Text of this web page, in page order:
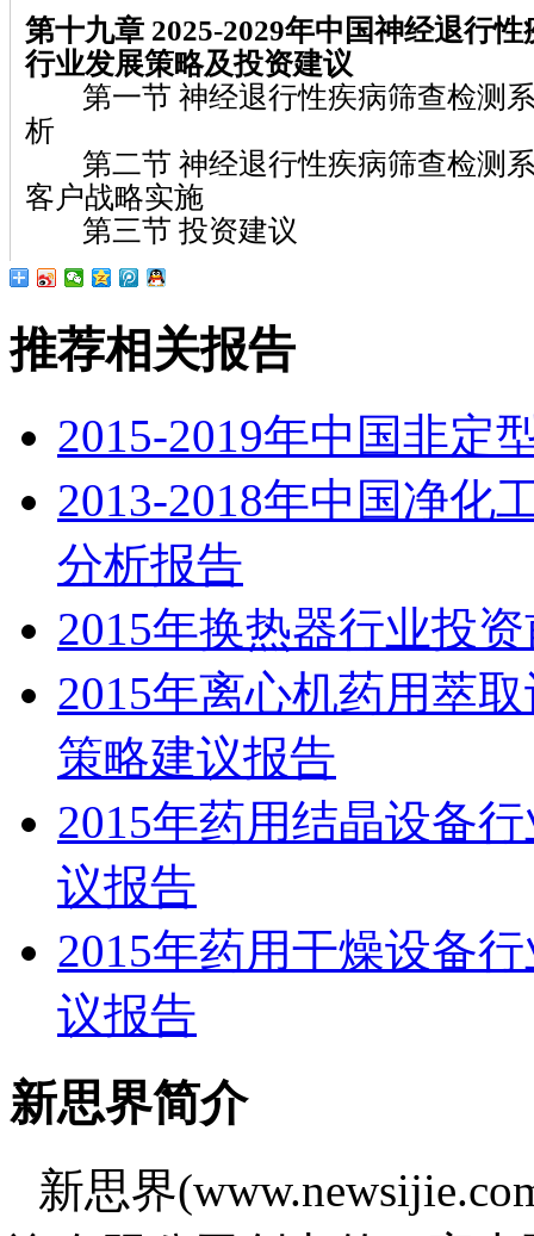
第十九章 2025-2029年中国神经退行
行业发展策略及投资建议
第一节 神经退行性疾病筛查检测
析
第二节 神经退行性疾病筛查检测
客户战略实施
第三节 投资建议
推荐相关报告
2015-2019年中国非定
2013-2018年中国净化
分析报告
2015年换热器行业投
2015年离心机药用萃
策略建议报告
2015年药用结晶设备
议报告
2015年药用干燥设备
议报告
新思界简介
新思界